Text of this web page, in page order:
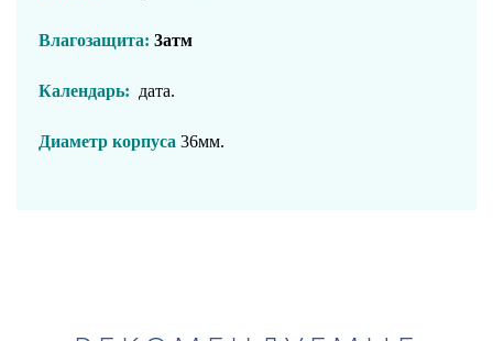
Влагозащита: 3атм
Календарь: дата.
Диаметр корпуса 36мм.